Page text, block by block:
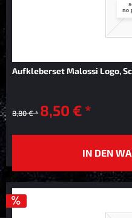
Aufkleberset Malossi Logo,
8,80 € * 8,50 € *
IN DEN